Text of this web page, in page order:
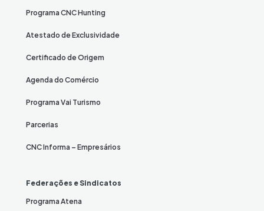
Programa CNC Hunting
Atestado de Exclusividade
Certificado de Origem
Agenda do Comércio
Programa Vai Turismo
Parcerias
CNC Informa – Empresários
Federações e Sindicatos
Programa Atena